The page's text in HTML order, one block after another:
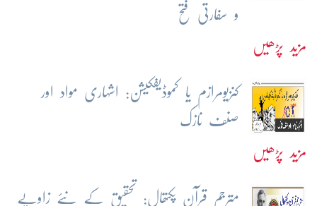
و سفارتی فتح
مزید پڑھیں
کنزیومرازم یا کموڈیفکیشن: اشہاری مواد اور
صنف نازک
مزید پڑھیں
مترجم قرآن پکتھال: تحقیق کے نئے زاویے